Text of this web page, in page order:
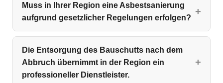
Muss in Ihrer Region eine Asbestsanierung
aufgrund gesetzlicher Regelungen erfolgen?
Die Entsorgung des Bauschutts nach dem
Abbruch übernimmt in der Region ein
professioneller Dienstleister.